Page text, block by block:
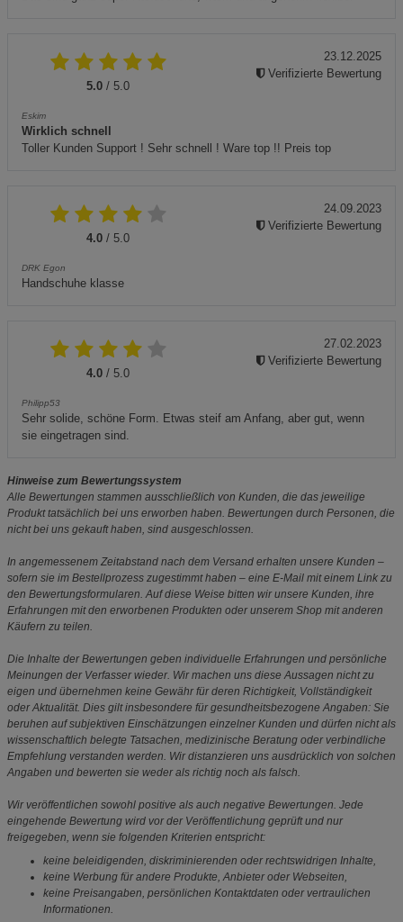
5.0 / 5.0
Eskim
Wirklich schnell
Toller Kunden Support ! Sehr schnell ! Ware top !! Preis top
23.12.2025
Verifizierte Bewertung
4.0 / 5.0
DRK Egon
Handschuhe klasse
24.09.2023
Verifizierte Bewertung
4.0 / 5.0
Philipp53
Sehr solide, schöne Form. Etwas steif am Anfang, aber gut, wenn
sie eingetragen sind.
27.02.2023
Verifizierte Bewertung
Hinweise zum Bewertungssystem
Alle Bewertungen stammen ausschließlich von Kunden, die das jeweilige
Produkt tatsächlich bei uns erworben haben. Bewertungen durch Personen, die
nicht bei uns gekauft haben, sind ausgeschlossen.
In angemessenem Zeitabstand nach dem Versand erhalten unsere Kunden –
sofern sie im Bestellprozess zugestimmt haben – eine E-Mail mit einem Link zu
den Bewertungsformularen. Auf diese Weise bitten wir unsere Kunden, ihre
Erfahrungen mit den erworbenen Produkten oder unserem Shop mit anderen
Käufern zu teilen.
Die Inhalte der Bewertungen geben individuelle Erfahrungen und persönliche
Meinungen der Verfasser wieder. Wir machen uns diese Aussagen nicht zu
eigen und übernehmen keine Gewähr für deren Richtigkeit, Vollständigkeit
oder Aktualität. Dies gilt insbesondere für gesundheitsbezogene Angaben: Sie
beruhen auf subjektiven Einschätzungen einzelner Kunden und dürfen nicht als
wissenschaftlich belegte Tatsachen, medizinische Beratung oder verbindliche
Empfehlung verstanden werden. Wir distanzieren uns ausdrücklich von solchen
Angaben und bewerten sie weder als richtig noch als falsch.
Wir veröffentlichen sowohl positive als auch negative Bewertungen. Jede
eingehende Bewertung wird vor der Veröffentlichung geprüft und nur
freigegeben, wenn sie folgenden Kriterien entspricht:
keine beleidigenden, diskriminierenden oder rechtswidrigen Inhalte,
keine Werbung für andere Produkte, Anbieter oder Webseiten,
keine Preisangaben, persönlichen Kontaktdaten oder vertraulichen
Informationen.